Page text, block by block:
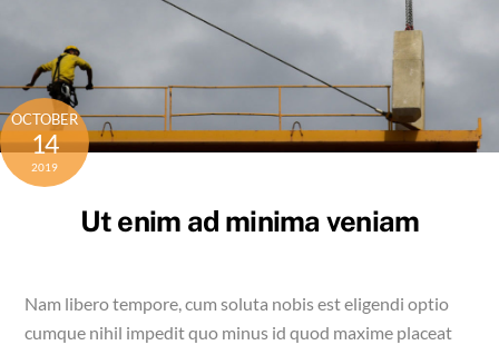
OCTOBER
14
2019
Ut enim ad minima veniam
Nam libero tempore, cum soluta nobis est eligendi optio
cumque nihil impedit quo minus id quod maxime placeat